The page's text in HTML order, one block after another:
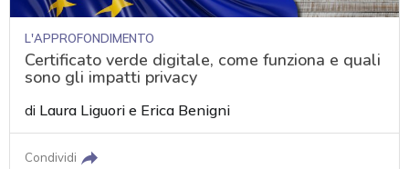
L'APPROFONDIMENTO
Certificato verde digitale, come funziona e quali
sono gli impatti privacy
di Laura Liguori e Erica Benigni
Condividi